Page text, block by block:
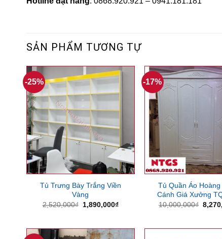
SẢN PHẨM TƯƠNG TỰ
-25%
Tủ Trưng Bày Trắng Viền
Vàng
2,520,000₫ Giá
1,890,000₫Giá
1,890,000₫.
-17%
Tủ Quần Áo Hoàng
Cánh Giá Xưởng
10,000,000₫ Giá